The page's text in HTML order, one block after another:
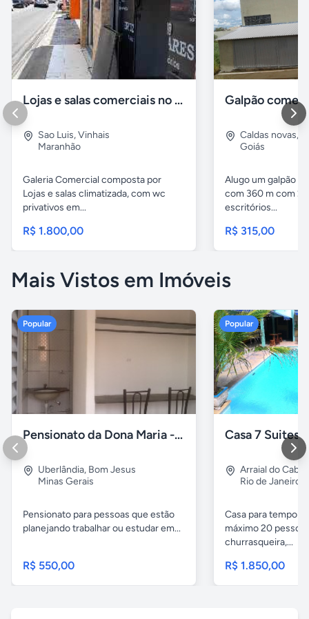
Lojas e salas comerciais no vinhais
Sao Luis,Vinhais
Maranhão
Galeria Comercial composta por
Lojas e salas climatizada, com wc
privativos em...
R$ 1.800,00
Galpão
Caldas novas,
Goiás
Alugo um galpão
com 360 m com 2
escritórios...
R$ 315,00
Mais Vistos em Imóveis
Popular
Pensionato da Dona Maria - Uberlândia/MG
Uberlândia, Bom Jesus
Minas Gerais
Pensionato para pessoas que estão
planejando trabalhar ou estudar em...
R$ 550,00
Popular
Arraial do Cabo
Rio de Janeiro
Casa para
máximo 20
churrasqueira,...
R$ 1.850,00